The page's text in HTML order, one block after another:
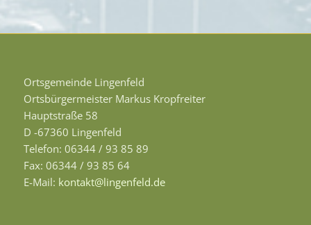
Ortsgemeinde Lingenfeld
Ortsbürgermeister Markus Kropfreiter
Hauptstraße 58
D -67360 Lingenfeld
Telefon: 06344 / 93 85 89
Fax: 06344 / 93 85 64
E-Mail: kontakt@lingenfeld.de